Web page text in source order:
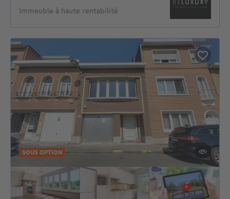
Immeuble à haute rentabilité
SOUS OPTION